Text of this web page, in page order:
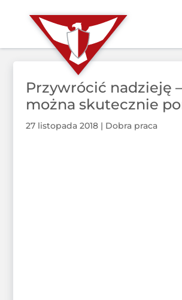
Przywrócić nadzieję
można skutecznie
27 listopada 2018| Dobra praca